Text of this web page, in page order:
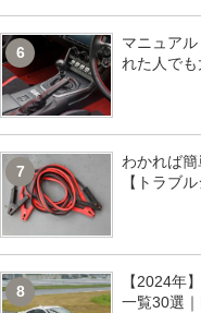
6
マニュア
れた人で
7
わかれば
【トラブ
8
【2024年
一覧30選